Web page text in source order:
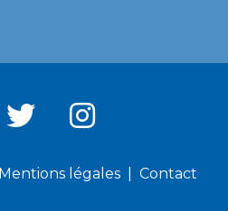
Mentions légales Contact